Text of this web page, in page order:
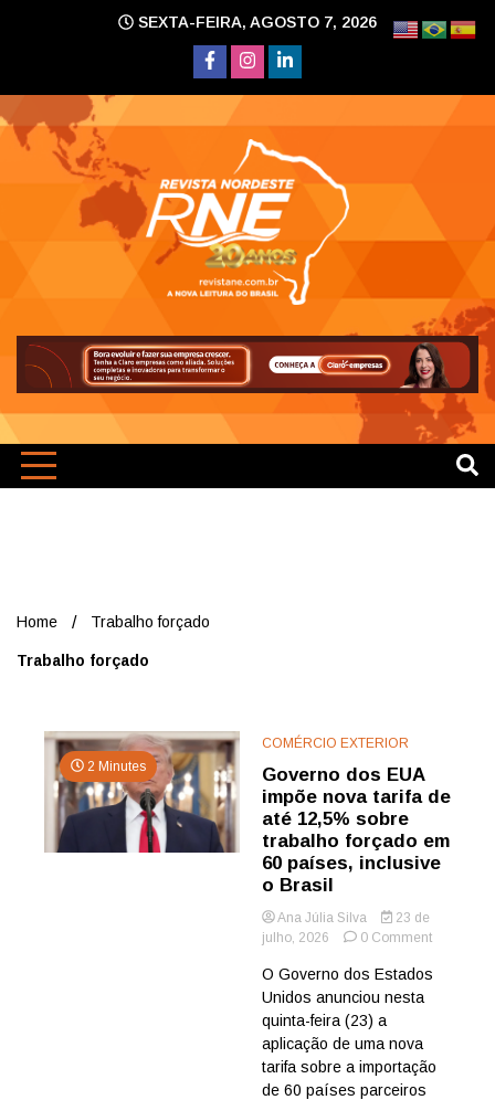
SEXTA-FEIRA, AGOSTO 7, 2026
Home Trabalho forçado
Trabalho forçado
2 Minutes
COMÉRCIO EXTERIOR
Governo dos EUA
impõe nova tarifa de
até 12,5% sobre
trabalho forçado em
60 países, inclusive
o Brasil
Ana Júlia Silva
23 de
julho, 2026
0 Commenton
dos
de
O Governo dos Estados
Unidos anunciou nesta
quinta-feira (23) a
aplicação de uma nova
tarifa sobre a importação
de 60 países parceiros